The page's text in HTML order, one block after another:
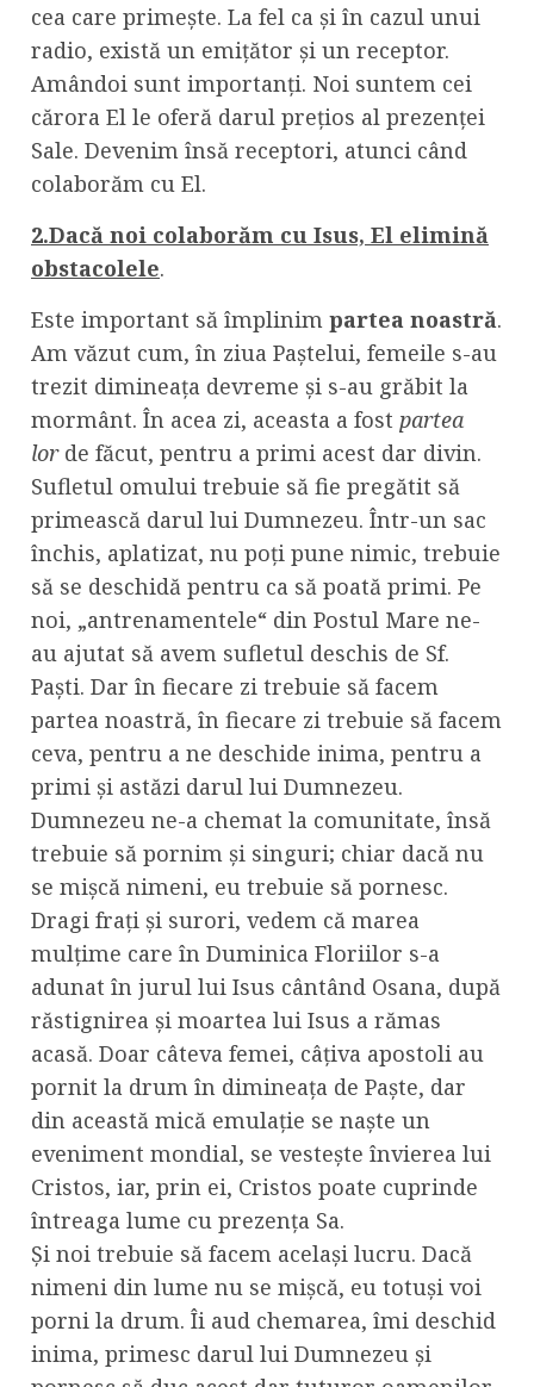
cea care primește. La fel ca și în cazul unui
radio, există un emițător și un receptor.
Amândoi sunt importanți. Noi suntem cei
cărora El le oferă darul prețios al prezenței
Sale. Devenim însă receptori, atunci când
colaborăm cu El.
2.Dacă noi colaborăm cu Isus, El elimină
obstacolele.
Este important să împlinim partea noastră.
Am văzut cum, în ziua Paștelui, femeile s-au
trezit dimineața devreme și s-au grăbit la
mormânt. În acea zi, aceasta a fost partea
lorde făcut, pentru a primi acest dar divin.
Sufletul omului trebuie să fie pregătit să
primească darul lui Dumnezeu. Într-un sac
închis, aplatizat, nu poți pune nimic, trebuie
să se deschidă pentru ca să poată primi. Pe
noi, „antrenamentele“ din Postul Mare ne-
au ajutat să avem sufletul deschis de Sf.
Paști. Dar în fiecare zi trebuie să facem
partea noastră, în fiecare zi trebuie să facem
ceva, pentru a ne deschide inima, pentru a
primi și astăzi darul lui Dumnezeu.
Dumnezeu ne-a chemat la comunitate, însă
trebuie să pornim și singuri; chiar dacă nu
se mișcă nimeni, eu trebuie să pornesc.
Dragi frați și surori, vedem că marea
mulțime care în Duminica Floriilor s-a
adunat în jurul lui Isus cântând Osana, după
răstignirea și moartea lui Isus a rămas
acasă. Doar câteva femei, câțiva apostoli au
pornit la drum în dimineața de Paște, dar
din această mică emulație se naște un
eveniment mondial, se vestește învierea lui
Cristos, iar, prin ei, Cristos poate cuprinde
întreaga lume cu prezența Sa.
Și noi trebuie să facem același lucru. Dacă
nimeni din lume nu se mișcă, eu totuși voi
porni la drum. Îi aud chemarea, îmi deschid
inima, primesc darul lui Dumnezeu și